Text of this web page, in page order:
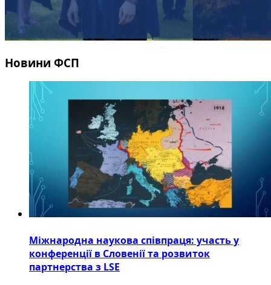
Новини ФСП
Міжнародна наукова співпраця: участь у
конференції в Словенії та розвиток
партнерства з LSE